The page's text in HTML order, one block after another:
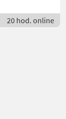
20 hod. online